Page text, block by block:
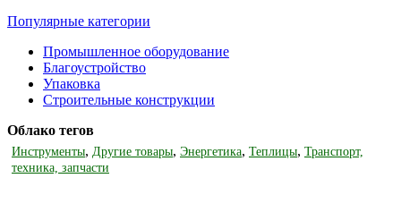
Популярные категории
Промышленное оборудование
Благоустройство
Упаковка
Строительные конструкции
Облако тегов
Инструменты, Другие товары, Энергетика, Теплицы, Транспорт,
техника, запчасти